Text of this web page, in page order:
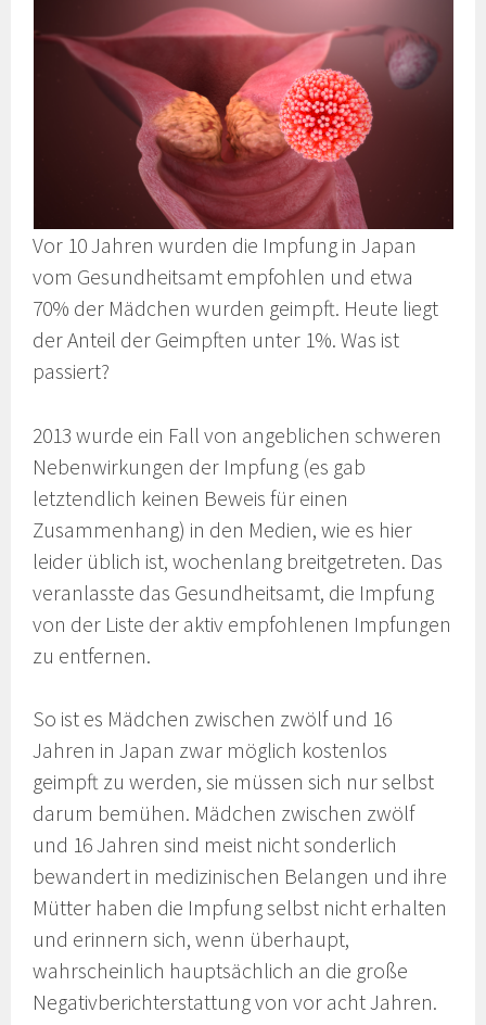
Vor 10 Jahren wurden die Impfung in Japan
vom Gesundheitsamt empfohlen und etwa
70% der Mädchen wurden geimpft. Heute liegt
der Anteil der Geimpften unter 1%. Was ist
passiert?
2013 wurde ein Fall von angeblichen schweren
Nebenwirkungen der Impfung (es gab
letztendlich keinen Beweis für einen
Zusammenhang) in den Medien, wie es hier
leider üblich ist, wochenlang breitgetreten. Das
veranlasste das Gesundheitsamt, die Impfung
von der Liste der aktiv empfohlenen Impfungen
zu entfernen.
So ist es Mädchen zwischen zwölf und 16
Jahren in Japan zwar möglich kostenlos
geimpft zu werden, sie müssen sich nur selbst
darum bemühen. Mädchen zwischen zwölf
und 16 Jahren sind meist nicht sonderlich
bewandert in medizinischen Belangen und ihre
Mütter haben die Impfung selbst nicht erhalten
und erinnern sich, wenn überhaupt,
wahrscheinlich hauptsächlich an die große
Negativberichterstattung von vor acht Jahren.